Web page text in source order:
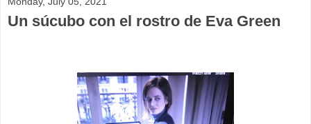
Un súcubo con el rostro de Eva Green